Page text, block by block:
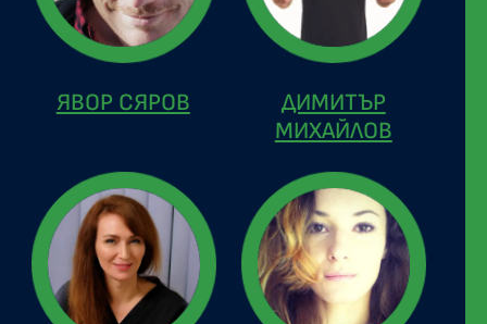
ЯВОР СЯРОВ
ДИМИТЪР
МИХАЙЛОВ